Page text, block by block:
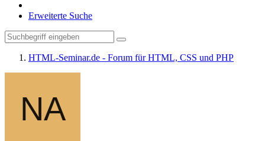
Erweiterte Suche
HTML-Seminar.de - Forum für HTML, CSS und PHP